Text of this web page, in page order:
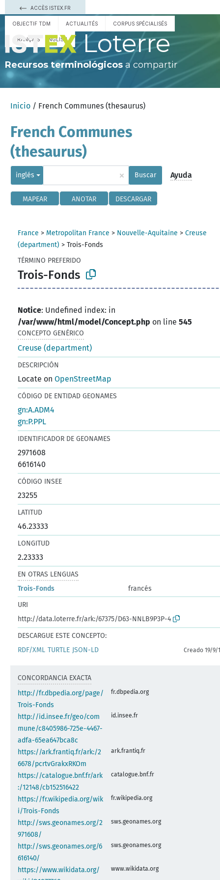
ACCÈS ISTEX.FR
OBJECTIF TDM ACTUALITÉS CORPUS SPÉCIALISÉS
FRANÇAIS ENGLISH Loterre
Recursos terminológicos a compartir
Inicio / French Communes (thesaurus)
French Communes
(thesaurus)
inglés × Buscar Ayuda
MAPEAR ANOTAR DESCARGAR
France > Metropolitan France > Nouvelle-Aquitaine >Creuse
(department) >Trois-Fonds
TÉRMINO PREFERIDO
Trois-Fonds
Notice: Undefined index: in
/var/www/html/model/Concept.php on line545
CONCEPTO GENÉRICO
Creuse (department)
DESCRIPCIÓN
Locate onOpenStreetMap
CÓDIGO DE ENTIDAD GEONAMES
gn:A.ADM4
gn:P.PPL
IDENTIFICADOR DE GEONAMES
2971608
6616140
CÓDIGO INSEE
23255
LATITUD
46.23333
LONGITUD
2.23333
EN OTRAS LENGUAS
Trois-Fonds
francés
URI
http://data.loterre.fr/ark:/67375/D63-NNLB9P3P-4
DESCARGUE ESTE CONCEPTO:
RDF/XML TURTLE JSON-LD Creado 19/9/
CONCORDANCIA EXACTA
http://fr.dbpedia.org/page/
Trois-Fonds
fr.dbpedia.org
http://id.insee.fr/geo/com
mune/c8405986-725e-4467-
adfa-65ea647bca8c
id.insee.fr
https://ark.frantiq.fr/ark:/2
6678/pcrtvGrakxRKOm
ark.frantiq.fr
https://catalogue.bnf.fr/ark
:/12148/cb152516422
catalogue.bnf.fr
https://fr.wikipedia.org/wik
i/Trois-Fonds
fr.wikipedia.org
http://sws.geonames.org/2
971608/
sws.geonames.org
http://sws.geonames.org/6
616140/
sws.geonames.org
https://www.wikidata.org/
www.wikidata.org